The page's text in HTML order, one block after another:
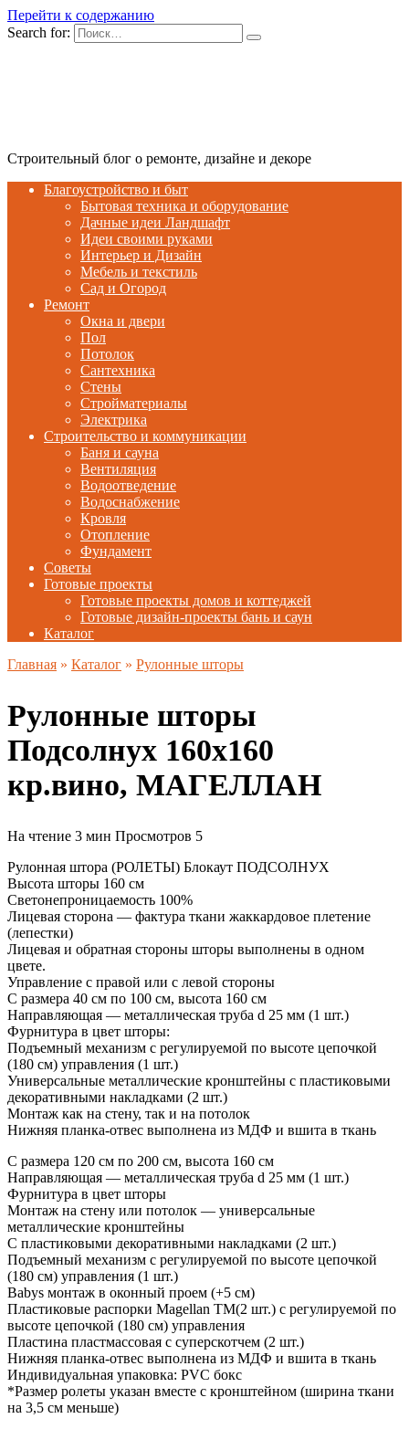
Перейти к содержанию
Search for:
Строительный блог о ремонте, дизайне и декоре
Благоустройство и быт
Бытовая техника и оборудование
Дачные идеи Ландшафт
Идеи своими руками
Интерьер и Дизайн
Мебель и текстиль
Сад и Огород
Ремонт
Окна и двери
Пол
Потолок
Сантехника
Стены
Стройматериалы
Электрика
Строительство и коммуникации
Баня и сауна
Вентиляция
Водоотведение
Водоснабжение
Кровля
Отопление
Фундамент
Советы
Готовые проекты
Готовые проекты домов и коттеджей
Готовые дизайн-проекты бань и саун
Каталог
Главная » Каталог » Рулонные шторы
Рулонные шторы
Подсолнух 160х160
кр.вино, МАГЕЛЛАН
На чтение 3 мин Просмотров 5
Рулонная штора (РОЛЕТЫ) Блокаут ПОДСОЛНУХ
Высота шторы 160 см
Светонепроницаемость 100%
Лицевая сторона — фактура ткани жаккардовое плетение
(лепестки)
Лицевая и обратная стороны шторы выполнены в одном
цвете.
Управление с правой или с левой стороны
С размера 40 см по 100 см, высота 160 см
Направляющая — металлическая труба d 25 мм (1 шт.)
Фурнитура в цвет шторы:
Подъемный механизм с регулируемой по высоте цепочкой
(180 см) управления (1 шт.)
Универсальные металлические кронштейны с пластиковыми
декоративными накладками (2 шт.)
Монтаж как на стену, так и на потолок
Нижняя планка-отвес выполнена из МДФ и вшита в ткань
С размера 120 см по 200 см, высота 160 см
Направляющая — металлическая труба d 25 мм (1 шт.)
Фурнитура в цвет шторы
Монтаж на стену или потолок — универсальные
металлические кронштейны
С пластиковыми декоративными накладками (2 шт.)
Подъемный механизм с регулируемой по высоте цепочкой
(180 см) управления (1 шт.)
Babys монтаж в оконный проем (+5 см)
Пластиковые распорки Magellan TM(2 шт.) с регулируемой по
высоте цепочкой (180 см) управления
Пластина пластмассовая с суперскотчем (2 шт.)
Нижняя планка-отвес выполнена из МДФ и вшита в ткань
Индивидуальная упаковка: PVC бокс
*Размер ролеты указан вместе с кронштейном (ширина ткани
на 3,5 см меньше)